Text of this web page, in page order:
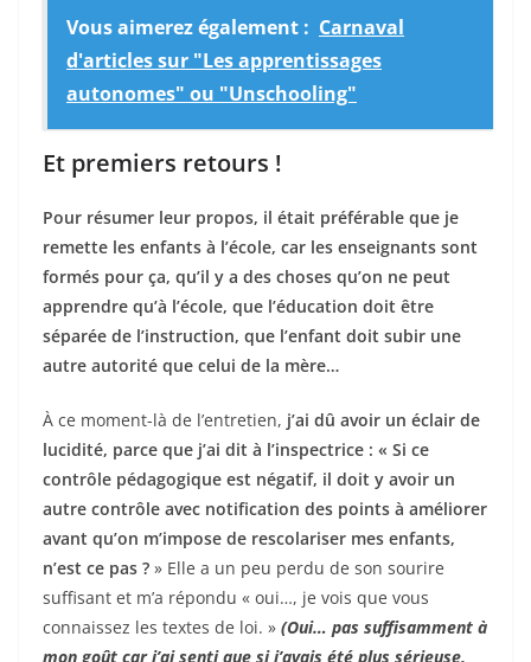
Vous aimerez également : Carnaval
d'articles sur "Les apprentissages
autonomes" ou "Unschooling"
Et premiers retours !
Pour résumer leur propos, il était préférable que je
remette les enfants à l’école, car les enseignants sont
formés pour ça, qu’il y a des choses qu’on ne peut
apprendre qu’à l’école, que l’éducation doit être
séparée de l’instruction, que l’enfant doit subir une
autre autorité que celui de la mère…
À ce moment-là de l’entretien, j’ai dû avoir un éclair de
lucidité, parce que j’ai dit à l’inspectrice : « Si ce
contrôle pédagogique est négatif, il doit y avoir un
autre contrôle avec notification des points à améliorer
avant qu’on m’impose de rescolariser mes enfants,
n’est ce pas ? » Elle a un peu perdu de son sourire
suffisant et m’a répondu « oui…, je vois que vous
connaissez les textes de loi. » (Oui… pas suffisamment à
mon goût car j’ai senti que si j’avais été plus sérieuse,